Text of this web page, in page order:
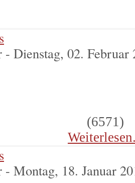
- Dienstag, 02. Februar
(6571 )
- Montag, 18. Januar